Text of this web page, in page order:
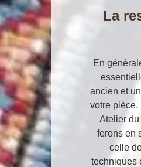
La
En
ancien et
votre pièce.
Atelier du
ferons en
celle
techniques